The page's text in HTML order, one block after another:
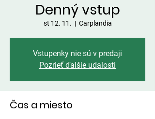
Denný vstup
st 12. 11.
  |
Carplandia
Vstupenky nie sú v predaji
Pozrieť ďalšie udalosti
Čas a miesto